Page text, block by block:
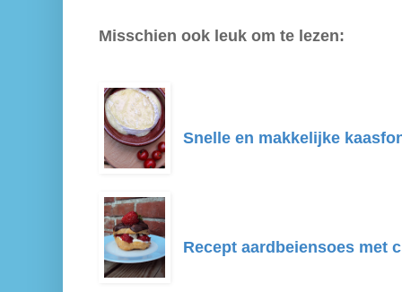
Misschien ook leuk om te lezen:
Snelle en makkelijke
Recept aardbeiensoes met